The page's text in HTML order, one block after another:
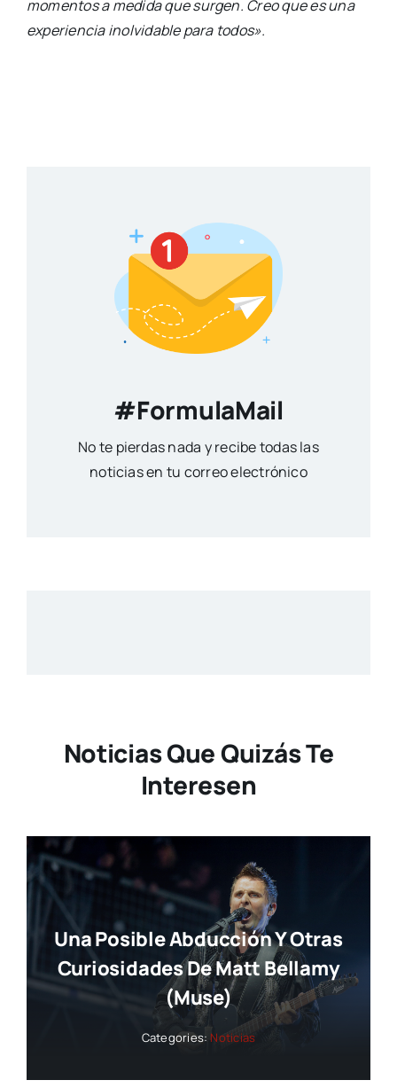
momentos a medida que surgen. Creo que es una
experiencia inolvidable para todos».
#FormulaMail
No te pierdas nada y recibe todas las
noticias en tu correo electrónico
Noticias Que Quizás Te
Interesen
Una Posible Abducción Y Otras
Curiosidades De Matt Bellamy
(Muse)
Categories: Noticias